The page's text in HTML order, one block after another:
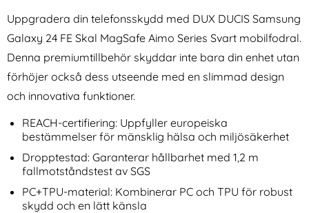
Multifunktionell Lila
Samsung Galaxy S25 Edge
Fodral Med Avtagbart
rea pris
169 krtidigare pris
169 kr
Tillgänglighet:
I lager
Köp
Galaxy S25 Edge Fodral Med Avtagbart Kortfodral Brun
DUX DUCIS Apple Watch
rea pris
169 krtidigare pris
169 kr
Tillgänglighet:
I lager
DUX DUCIS Apple Watch 38/40/41/42
Uppgradera din telefonsskydd med DUX DUCIS Samsung
Galaxy 24 FE Skal MagSafe Aimo Series Svart mobilfodral.
Denna premiumtillbehör skyddar inte bara din enhet utan
förhöjer också dess utseende med en slimmad design
och innovativa funktioner.
REACH-certifiering: Uppfyller europeiska
bestämmelser för mänsklig hälsa och miljösäkerhet
Dropptestad: Garanterar hållbarhet med 1,2 m
fallmotståndstest av SGS
PC+TPU-material: Kombinerar PC och TPU för robust
skydd och en lätt känsla